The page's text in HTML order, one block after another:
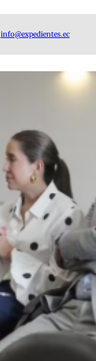
info@expedientes.ec